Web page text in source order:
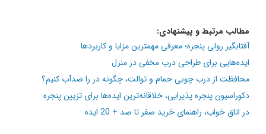
مطالب مرتبط و پیشنهادی:
آفتابگیر رولی پنجره؛ معرفی مهمترین مزایا و کاربردها
ایده‌هایی برای طراحی درب مخفی در منزل
محافظت از درب چوبی حمام و توالت، چگونه در را ضدآب کنیم؟
دکوراسیون پنجره پذیرایی، خلاقانه‌ترین ایده‌ها برای تزیین پنجره
در اتاق خواب، راهنمای خرید صفر تا صد + 20 ایده